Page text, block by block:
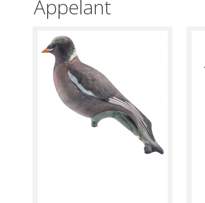
Appelant